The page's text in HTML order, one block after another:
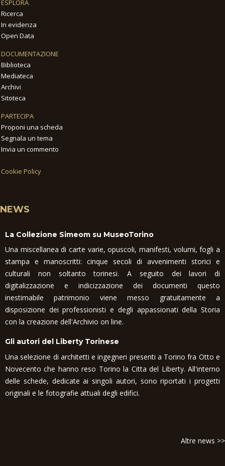
ESPLORA
Ricerca
In evidenza
Open Data
DOCUMENTAZIONE
Biblioteca
Mediateca
Archivi
Sitoteca
PARTECIPA
Proponi una scheda
Segnala un tema
Invia un commento
Cookie Policy
NEWS
La Collezione Simeom su MuseoTorino
Una miscellanea di carte varie, opuscoli, manifesti, volumi, fogli a
stampa e manoscritti: cinque secoli di avvenimenti storici e
culturali non soltanto torinesi. A seguito dei lavori di
digitalizzazione e indicizzazione dei documenti questo
inestimabile patrimonio viene messo gratuitamente a
disposizione dei professionisti e degli appassionati della Storia
con la creazione dell'Archivio on line.
Gli autori del Liberty Torinese
Una selezione di architetti e ingegneri presenti a Torino fra Otto e
Novecento che hanno reso Torino la Citta del Liberty. All'interno
delle schede, dedicate ai singoli autori, sono riportati i progetti
originali e le fotografie attuali degli edifici.
Altre news >>